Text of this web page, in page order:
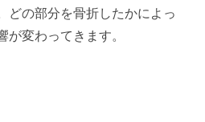
どの部分を骨折したかによっ
が変わってきます。